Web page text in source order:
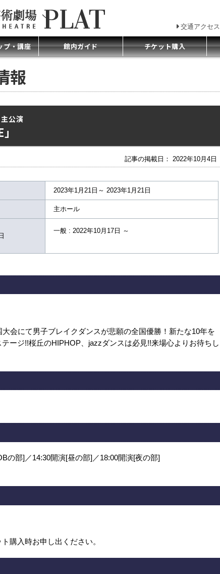
交通アクセス
プ・講座 館内ガイド チケット購入
報
公演
記事の掲載日： 2022年10月4日
2023年1月21日～ 2023年1月21日
主ホール
一般 : 2022年10月17日 ～
会にて男子ブレイクダンスが悲願の全国優勝！新たな10年を
ージ!!桜丘のHIPHOP、jazzダンスは必見!!来場心よりお待ちし
の部]／14:30開演[昼の部]／18:00開演[夜の部]
購入時お申し出ください。